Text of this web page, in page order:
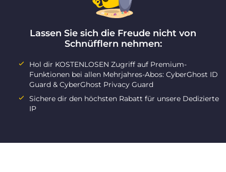
Lassen Sie sich die Freude nicht von
Schnüfflern nehmen:
Hol dir KOSTENLOSEN Zugriff auf Premium-
Funktionen bei allen Mehrjahres-Abos: CyberGhost ID
Guard & CyberGhost Privacy Guard
Sichere dir den höchsten Rabatt für unsere Dedizierte
IP